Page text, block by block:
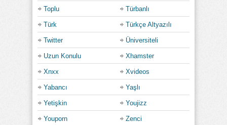
Toplu Türbanlı
Türk Türkçe Altyazılı
Twitter Üniversiteli
Uzun Konulu Xhamster
Xnxx Xvideos
Yabancı Yaşlı
Yetişkin Youjizz
Youporn Zenci